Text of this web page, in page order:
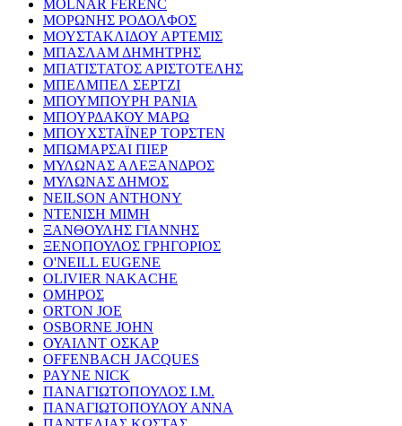
MOLNAR FERENC
ΜΟΡΩΝΗΣ ΡΟΔΟΛΦΟΣ
ΜΟΥΣΤΑΚΛΙΔΟΥ ΑΡΤΕΜΙΣ
ΜΠΑΣΛΑΜ ΔΗΜΗΤΡΗΣ
ΜΠΑΤΙΣΤΑΤΟΣ ΑΡΙΣΤΟΤΕΛΗΣ
ΜΠΕΛΜΠΕΛ ΣΕΡΤΖΙ
ΜΠΟΥΜΠΟΥΡΗ ΡΑΝΙΑ
ΜΠΟΥΡΔΑΚΟΥ ΜΑΡΩ
ΜΠΟΥΧΣΤΑΪΝΕΡ ΤΟΡΣΤΕΝ
ΜΠΩΜΑΡΣΑΙ ΠΙΕΡ
ΜΥΛΩΝΑΣ ΑΛΕΞΑΝΔΡΟΣ
ΜΥΛΩΝΑΣ ΔΗΜΟΣ
NEILSON ANTHONY
ΝΤΕΝΙΣΗ ΜΙΜΗ
ΞΑΝΘΟΥΛΗΣ ΓΙΑΝΝΗΣ
ΞΕΝΟΠΟΥΛΟΣ ΓΡΗΓΟΡΙΟΣ
O'NEILL EUGENE
OLIVIER NAKACHE
ΟΜΗΡΟΣ
ORTON JOE
OSBORNE JOHN
ΟΥΑΙΛΝΤ ΟΣΚΑΡ
OFFENBACH JACQUES
PAYNE NICK
ΠΑΝΑΓΙΩΤΟΠΟΥΛΟΣ Ι.Μ.
ΠΑΝΑΓΙΩΤΟΠΟΥΛΟΥ ΑΝΝΑ